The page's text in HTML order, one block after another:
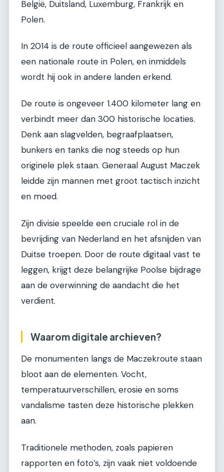
België, Duitsland, Luxemburg, Frankrijk en
Polen.
In 2014 is de route officieel aangewezen als
een nationale route in Polen, en inmiddels
wordt hij ook in andere landen erkend.
De route is ongeveer 1.400 kilometer lang en
verbindt meer dan 300 historische locaties.
Denk aan slagvelden, begraafplaatsen,
bunkers en tanks die nog steeds op hun
originele plek staan. Generaal August Maczek
leidde zijn mannen met groot tactisch inzicht
en moed.
Zijn divisie speelde een cruciale rol in de
bevrijding van Nederland en het afsnijden van
Duitse troepen. Door de route digitaal vast te
leggen, krijgt deze belangrijke Poolse bijdrage
aan de overwinning de aandacht die het
verdient.
Waarom digitale archieven?
De monumenten langs de Maczekroute staan
bloot aan de elementen. Vocht,
temperatuurverschillen, erosie en soms
vandalisme tasten deze historische plekken
aan.
Traditionele methoden, zoals papieren
rapporten en foto’s, zijn vaak niet voldoende